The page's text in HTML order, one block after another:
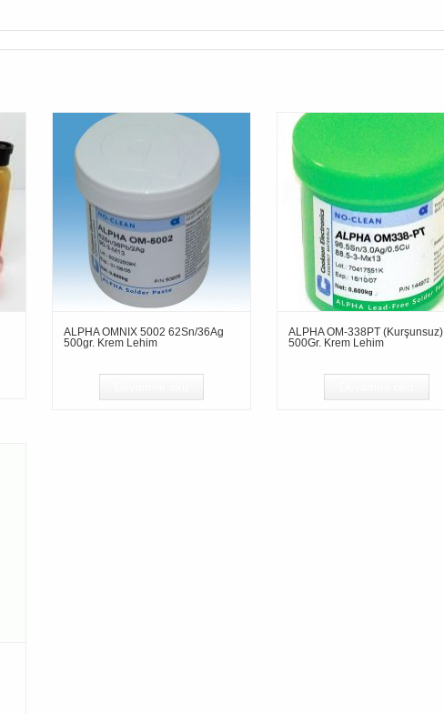
ALPHA OMNIX 5002 62Sn/36Ag
500gr. Krem Lehim
ALPHA OM-338PT (Kurşunsuz)
500Gr. Krem Lehim